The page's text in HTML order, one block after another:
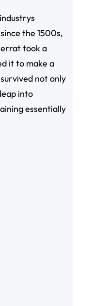
the 1500s,
took a
it to make a
not only
into
essentially